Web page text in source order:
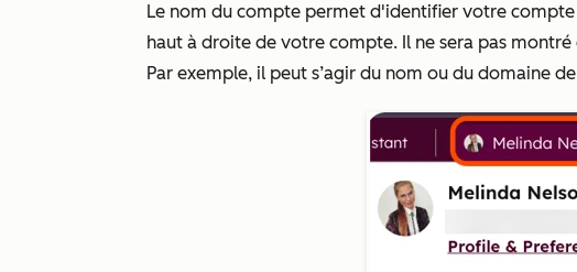
Le nom du compte permet d'identifier votre
haut à droite de votre compte. Il ne sera pas
Par exemple, il peut s’agir du nom ou du domaine